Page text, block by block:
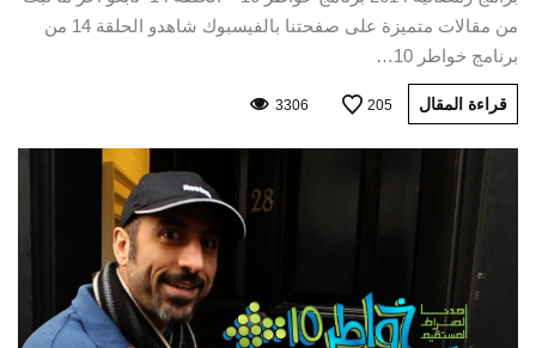
من مقالات متميزة على صفحتنا بالفيسبوك شاهدو الحلقة 14 من
برنامج خواطر 10…
قراءة المقال 205
3306